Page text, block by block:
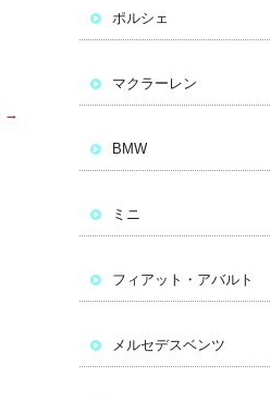
→
ポルシェ
マクラーレン
BMW
ミニ
フィアット・アバルト
メルセデスベンツ